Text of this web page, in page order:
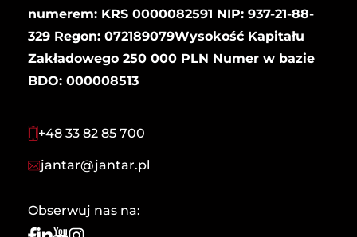
numerem: KRS 0000082591 NIP: 937-21-88-
329 Regon: 072189079Wysokość Kapitału
Zakładowego 250 000 PLN Numer w bazie
BDO: 000008513
+48 33 82 85 700
jantar@jantar.pl
Obserwuj nas na: